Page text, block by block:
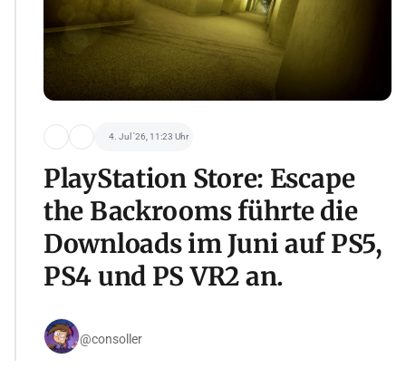
4. Jul '26, 11:23 Uhr
PlayStation Store: Escape
the Backrooms führte die
Downloads im Juni auf PS5,
PS4 und PS VR2 an.
@consoller